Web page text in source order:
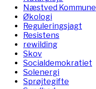
Næstved Kommune
Økologi
Reguleringsjagt
Resistens
rewilding
Skov
Socialdemokratiet
Solenergi
Sprøjtegifte